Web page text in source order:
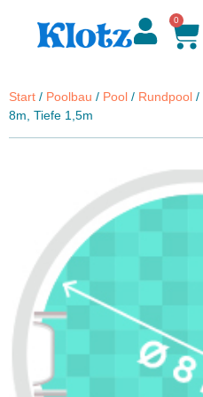
0
Start / Poolbau / Pool / Rundpool /
8m, Tiefe 1,5m